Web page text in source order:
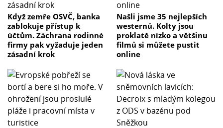
Když zemře OSVČ, banka
zablokuje přístup k
účtům. Záchrana rodinné
firmy pak vyžaduje jeden
zásadní krok
Našli jsme 35 nejlepších
westernů. Kolty jsou
proklatě nízko a většinu
filmů si můžete pustit
online